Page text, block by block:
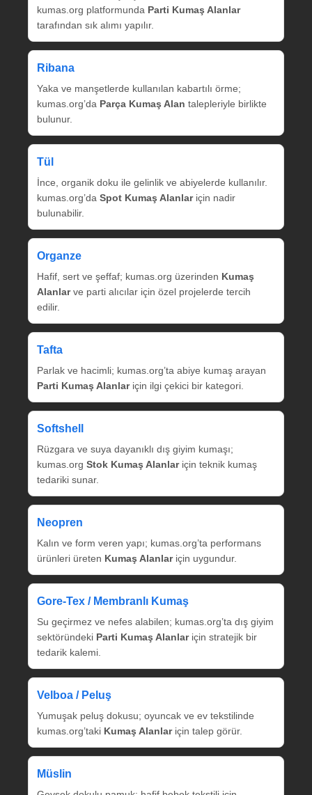
kumas.org platformunda Parti Kumaş Alanlar
tarafından sık alımı yapılır.
Ribana
Yaka ve manşetlerde kullanılan kabartılı örme;
kumas.org’da Parça Kumaş Alan talepleriyle birlikte
bulunur.
Tül
İnce, organik doku ile gelinlik ve abiyelerde kullanılır.
kumas.org’da Spot Kumaş Alanlariçin nadir
bulunabilir.
Organze
Hafif, sert ve şeffaf; kumas.org üzerinden Kumaş
Alanlarve parti alıcılar için özel projelerde tercih
edilir.
Tafta
Parlak ve hacimli; kumas.org’ta abiye kumaş arayan
Parti Kumaş Alanlariçin ilgi çekici bir kategori.
Softshell
Rüzgara ve suya dayanıklı dış giyim kumaşı;
kumas.org Stok Kumaş Alanlariçin teknik kumaş
tedariki sunar.
Neopren
Kalın ve form veren yapı; kumas.org’ta performans
ürünleri üreten Kumaş Alanlariçin uygundur.
Gore‑Tex / Membranlı Kumaş
Su geçirmez ve nefes alabilen; kumas.org’ta dış giyim
sektöründeki Parti Kumaş Alanlariçin stratejik bir
tedarik kalemi.
Velboa / Peluş
Yumuşak peluş dokusu; oyuncak ve ev tekstilinde
kumas.org’taki Kumaş Alanlariçin talep görür.
Müslin